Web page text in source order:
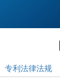
专利法律法规